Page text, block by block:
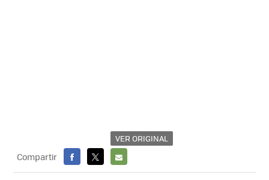
VER ORIGINAL
Compartir
FACEBOOK
X
E-